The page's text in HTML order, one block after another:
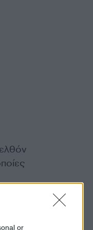
or